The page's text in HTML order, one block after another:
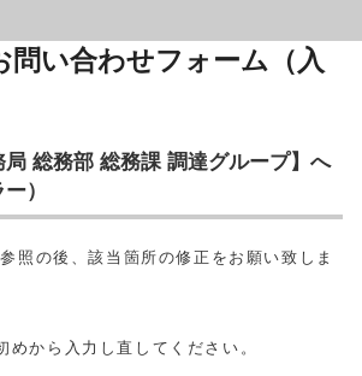
問い合わせフォーム（入
局 総務部 総務課 調達グループ】へ
）
照の後、該当箇所の修正をお願い致しま
めから入力し直してください。